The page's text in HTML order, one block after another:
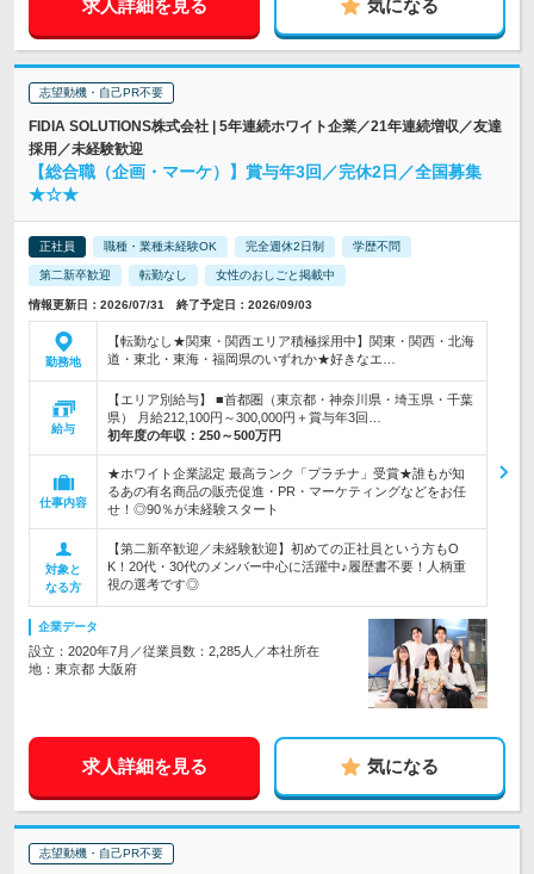
求人詳細を見る 気になる
志望動機・自己PR不要
FIDIA SOLUTIONS株式会社 | 5年連続ホワイト企業／21年連続増収／友達
採用／未経験歓迎
【総合職（企画・マーケ）】賞与年3回／完休2日／全国募集
★☆★
正社員 職種・業種未経験OK 完全週休2日制 学歴不問
第二新卒歓迎 転勤なし 女性のおしごと掲載中
情報更新日：2026/07/31 終了予定日：2026/09/03
勤務地
【転勤なし★関東・関西エリア積極採用中】関東・関西・北海
道・東北・東海・福岡県のいずれか★好きなエ…
給与
【エリア別給与】 ■首都圏（東京都・神奈川県・埼玉県・千葉
県） 月給212,100円～300,000円＋賞与年3回…
初年度の年収： 250～500万円
仕事内容
★ホワイト企業認定 最高ランク「プラチナ」受賞★誰もが知
るあの有名商品の販売促進・PR・マーケティングなどをお任
せ！◎90％が未経験スタート
対象と
なる方
【第二新卒歓迎／未経験歓迎】初めての正社員という方もO
K！20代・30代のメンバー中心に活躍中♪履歴書不要！人柄重
視の選考です◎
企業データ
設立：2020年7月／従業員数：2,285人／本社所在
地：東京都 大阪府
求人詳細を見る 気になる
志望動機・自己PR不要